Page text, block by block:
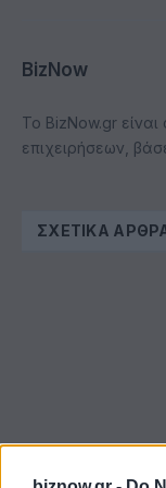
BizNow
Το BizNow.gr
επιχειρήσεων,
ΣΧΕΤΙΚΆ